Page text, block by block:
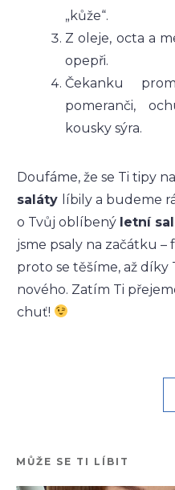
„kůže“.
Z oleje, octa a
opepři.
Čekanku
pomeranči,
kousky sýra.
Doufáme, že se Ti tipy
saláty líbily a budeme
o Tvůj oblíbený letní
jsme psaly na začátku –
proto se těšíme, až
nového. Zatím Ti
chuť!
MŮŽE SE TI LÍBIT